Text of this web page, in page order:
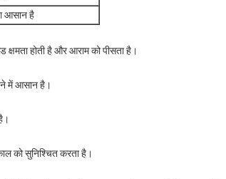
आसान है
क्षमता होती है और आराम को पीसता है।
में आसान है।
को सुनिश्चित करता है।